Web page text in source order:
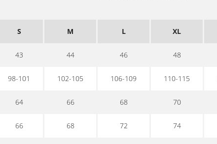
S M L XL
43 44 46 48
98-101 102-105 106-109 110-115
64 66 68 70
66 68 72 74